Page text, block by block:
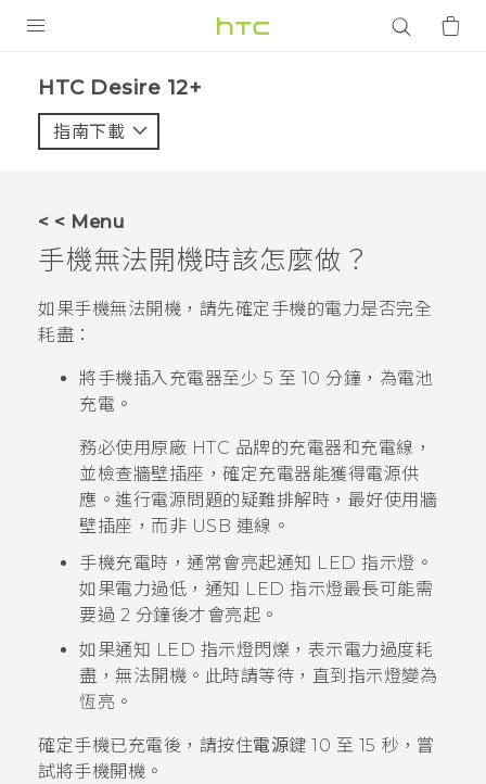
VIVE
應用程式
支援服務
HTC Desire 12+‎
指南下載
< < Menu
手機無法開機時該怎麼做？
如果手機無法開機，請先確定手機的電力是否完全
耗盡：
將手機插入充電器至少 5 至 10 分鐘，為電池
充電。
務必使用原廠 HTC 品牌的充電器和充電線，
並檢查牆壁插座，確定充電器能獲得電源供
應。進行電源問題的疑難排解時，最好使用牆
壁插座，而非 USB 連線。
手機充電時，通常會亮起通知 LED 指示燈。
如果電力過低，通知 LED 指示燈最長可能需
要過 2 分鐘後才會亮起。
如果通知 LED 指示燈閃爍，表示電力過度耗
盡，無法開機。此時請等待，直到指示燈變為
恆亮。
確定手機已充電後，請按住電源鍵 10 至 15 秒，嘗
試將手機開機。